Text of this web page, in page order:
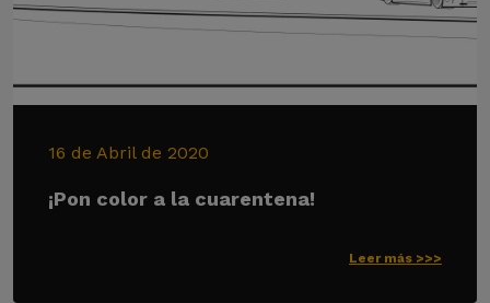
16 de Abril de 2020
¡Pon color a la cuarentena!
Leer más >>>